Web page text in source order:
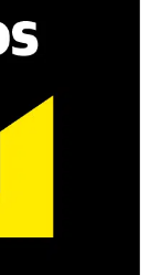
encarnar la